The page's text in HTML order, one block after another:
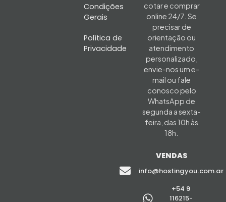
Condições
Gerais
Política de
Privacidade
cotar e comprar
online 24/7. Se
precisar de
orientação ou
atendimento
personalizado,
envie-nos um e-
mail ou fale
conosco pelo
WhatsApp de
segunda a sexta-
feira, das 10h às
18h.
VENDAS
info@hostingyou.com.ar
+54 9
116215-